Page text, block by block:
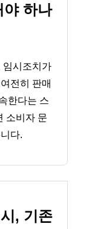
야 하나
임시조치가
전히 판매
한다는 스
소비자 문
다.
, 기존